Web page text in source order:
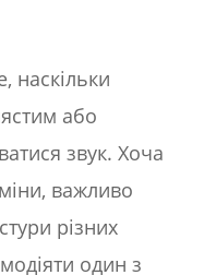
наскільки
або
звук. Хоча
важливо
різних
один з